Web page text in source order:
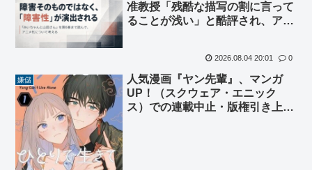
准教授「残酷な描写の割に言って
ることが浅い」と酷評され、アニ
2026.08.04 20:01 0
嫌儲
人気漫画『ヤン先輩』、マンガ
UP！（スクウェア・エニック
ス）での連載中止・版権引き上げ